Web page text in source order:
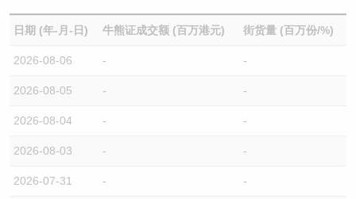
日期 (年-月-日) 牛熊证成交额 (百万港元) 街货量 (百万份/%)
2026-08-06 - -
2026-08-05 - -
2026-08-04 - -
2026-08-03 - -
2026-07-31 - -